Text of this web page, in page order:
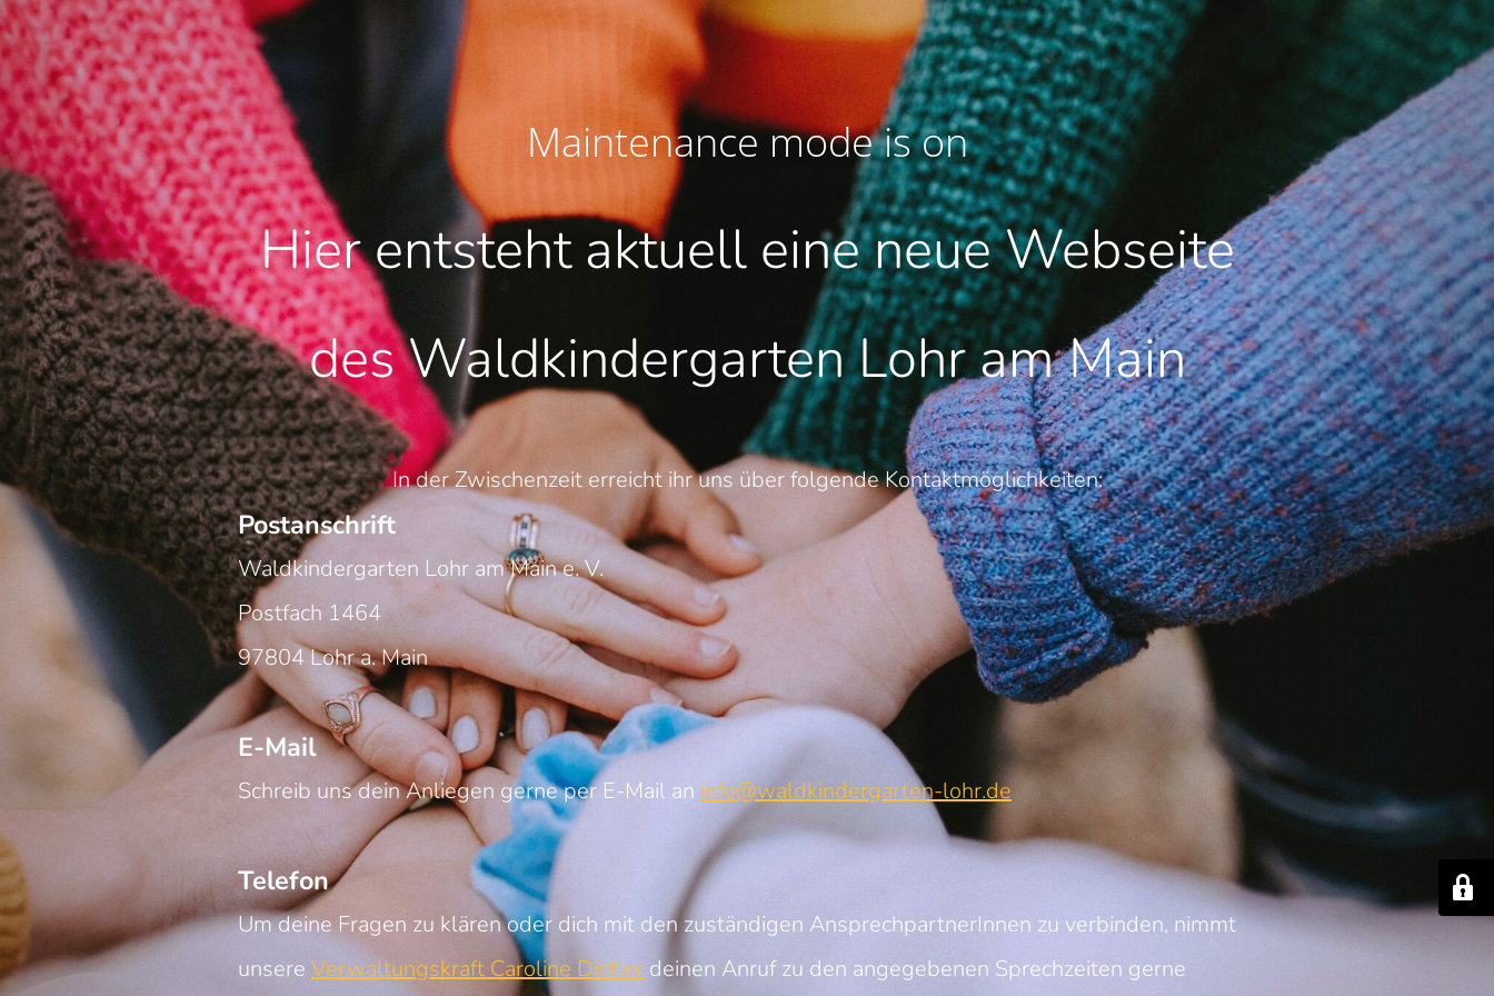
Maintenance mode is on
Hier entsteht aktuell eine neue Webseite
des Waldkindergarten Lohr am Main
In der Zwischenzeit erreicht ihr uns über folgende Kontaktmöglichkeiten:
Postanschrift
Waldkindergarten Lohr am Main e. V.
Postfach 1464
97804 Lohr a. Main
E-Mail
Schreib uns dein Anliegen gerne per E-Mail an info@waldkindergarten-lohr.de
Telefon
Um deine Fragen zu klären oder dich mit den zuständigen AnsprechpartnerInnen zu verbinden, nimmt
unsere Verwaltungskraft Caroline Distler deinen Anruf zu den angegebenen Sprechzeiten gerne